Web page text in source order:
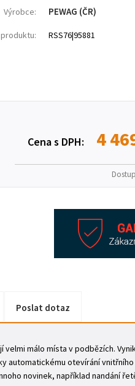
Výrobce: PEWAG (ČR)
RSS76|95881
Cena s DPH: 4
Poslat dotaz
málo místa v podbězích.
automatickému otevírání
novinek, například nandání